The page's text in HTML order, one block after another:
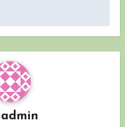
admin